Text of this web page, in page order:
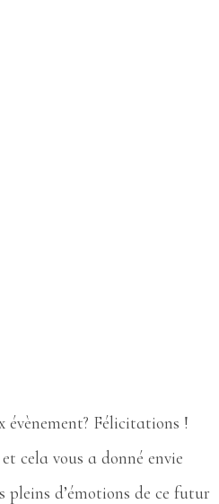
évènement? Félicitations !
cela vous a donné envie
pleins d’émotions de ce futur